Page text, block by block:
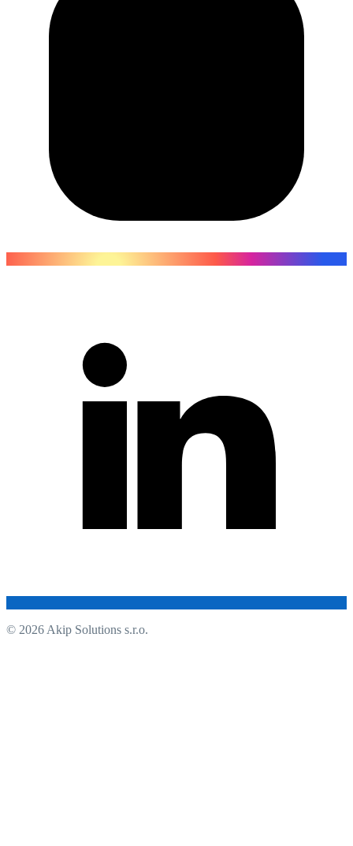
© 2026 Akip Solutions s.r.o.